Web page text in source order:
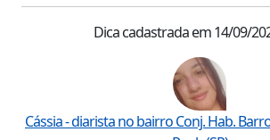
Dica cadastrada em14/09/
Cássia- diarista no bairroConj. Hab.